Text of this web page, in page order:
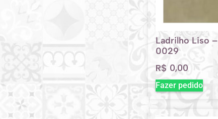
Ladrilho Liso –
0029
R$ 0,00
Fazer pedido